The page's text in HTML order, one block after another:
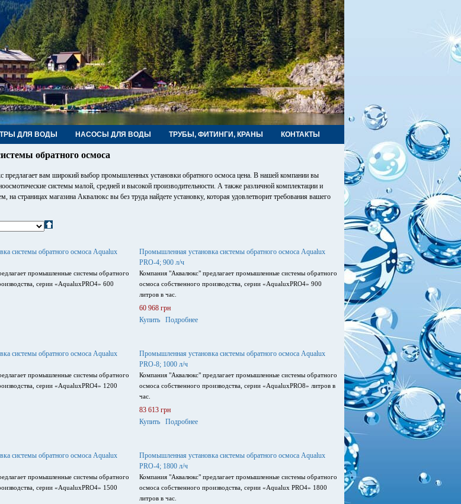
ДЛЯ ВОДЫ НАСОСЫ ДЛЯ ВОДЫ ТРУБЫ, ФИТИНГИ, КРАНЫ КОНТАКТЫ
обратного осмоса
предлагает вам широкий выбор промышленных установки обратного осмоса цена. В нашей компании вы
системы малой, средней и высокой производительности. А также различной комплектации и
на страницах магазина Аквалюкс вы без труда найдете установку, которая удовлетворит требования вашего
системы обратного осмоса Aqualux
промышленные системы обратного
серии «AqualuxPRO4» 600
Промышленная установка системы обратного осмоса Aqualux
PRO-4; 900 л/ч
Компания "Аквалюкс" предлагает промышленные системы обратного
осмоса собственного производства, серии «AqualuxPRO4» 900
литров в час.
60 968 грн
Купить
Подробнее
системы обратного осмоса Aqualux
промышленные системы обратного
серии «AqualuxPRO4» 1200
Промышленная установка системы обратного осмоса Aqualux
PRO-8; 1000 л/ч
Компания "Аквалюкс" предлагает промышленные системы обратного
осмоса собственного производства, серии «AqualuxPRO8» литров в
час.
83 613 грн
Купить
Подробнее
системы обратного осмоса Aqualux
промышленные системы обратного
серии «AqualuxPRO4» 1500
Промышленная установка системы обратного осмоса Aqualux
PRO-4; 1800 л/ч
Компания "Аквалюкс" предлагает промышленные системы обратного
осмоса собственного производства, серии «Aqualux PRO4» 1800
литров в час.